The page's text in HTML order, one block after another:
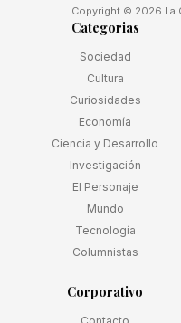
Copyright © 2026 La
Categorias
Sociedad
Cultura
Curiosidades
Economía
Ciencia y Desarrollo
Investigación
El Personaje
Mundo
Tecnología
Columnistas
Corporativo